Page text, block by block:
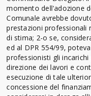
momento dell'adozione
Comunale avrebbe
prestazioni professionali
di stima; 2-o se,
ed al DPR 554/99,
professionisti gli
direzione dei lavori e
esecuzione di tale
concessione del